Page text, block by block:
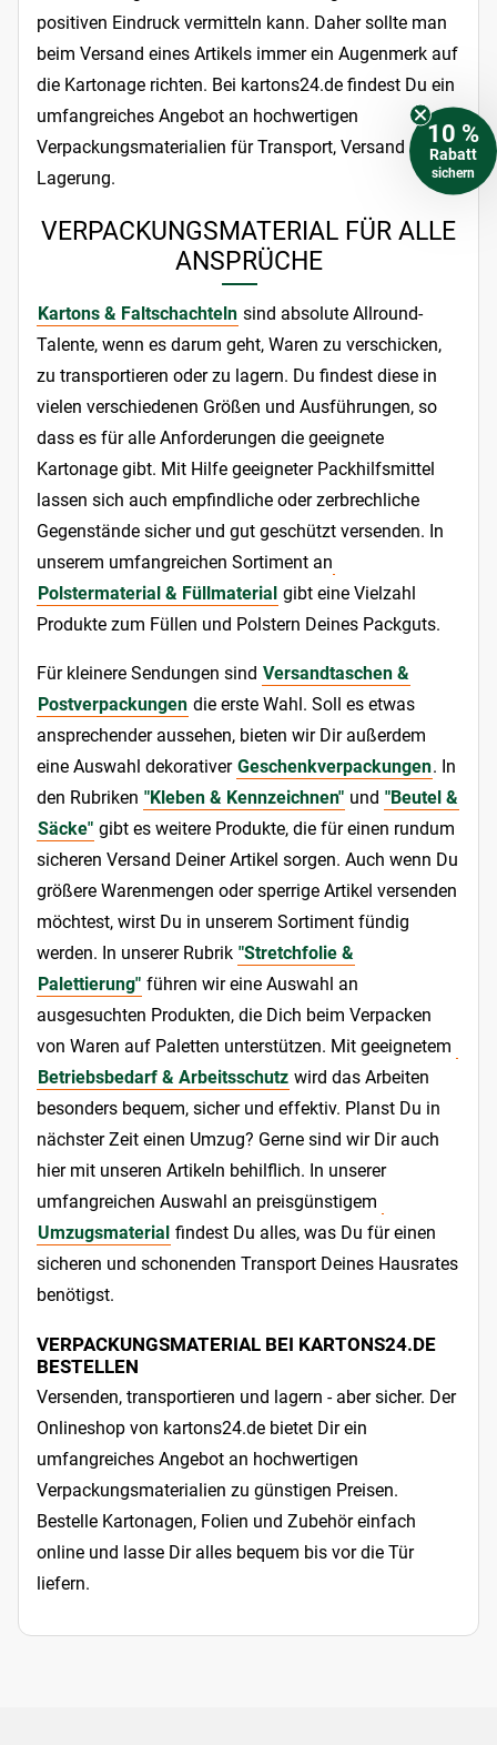
positiven Eindruck vermitteln kann. Daher sollte man
beim Versand eines Artikels immer ein Augenmerk auf
die Kartonage richten. Bei kartons24.de findest Du ein
umfangreiches Angebot an hochwertigen
Verpackungsmaterialien für Transport, Versand und
Lagerung.
VERPACKUNGSMATERIAL FÜR ALLE
ANSPRÜCHE
Kartons & Faltschachteln sind absolute Allround-
Talente, wenn es darum geht, Waren zu verschicken,
zu transportieren oder zu lagern. Du findest diese in
vielen verschiedenen Größen und Ausführungen, so
dass es für alle Anforderungen die geeignete
Kartonage gibt. Mit Hilfe geeigneter Packhilfsmittel
lassen sich auch empfindliche oder zerbrechliche
Gegenstände sicher und gut geschützt versenden. In
unserem umfangreichen Sortiment an
Polstermaterial & Füllmaterial gibt eine Vielzahl
Produkte zum Füllen und Polstern Deines Packguts.
Für kleinere Sendungen sind Versandtaschen &
Postverpackungen die erste Wahl. Soll es etwas
ansprechender aussehen, bieten wir Dir außerdem
eine Auswahl dekorativer Geschenkverpackungen. In
den Rubriken "Kleben & Kennzeichnen" und "Beutel &
Säcke" gibt es weitere Produkte, die für einen rundum
sicheren Versand Deiner Artikel sorgen. Auch wenn Du
größere Warenmengen oder sperrige Artikel versenden
möchtest, wirst Du in unserem Sortiment fündig
werden. In unserer Rubrik "Stretchfolie &
Palettierung" führen wir eine Auswahl an
ausgesuchten Produkten, die Dich beim Verpacken
von Waren auf Paletten unterstützen. Mit geeignetem
Betriebsbedarf & Arbeitsschutz wird das Arbeiten
besonders bequem, sicher und effektiv. Planst Du in
nächster Zeit einen Umzug? Gerne sind wir Dir auch
hier mit unseren Artikeln behilflich. In unserer
umfangreichen Auswahl an preisgünstigem
Umzugsmaterial findest Du alles, was Du für einen
sicheren und schonenden Transport Deines Hausrates
benötigst.
VERPACKUNGSMATERIAL BEI KARTONS24.DE
BESTELLEN
Versenden, transportieren und lagern - aber sicher. Der
Onlineshop von kartons24.de bietet Dir ein
umfangreiches Angebot an hochwertigen
Verpackungsmaterialien zu günstigen Preisen.
Bestelle Kartonagen, Folien und Zubehör einfach
online und lasse Dir alles bequem bis vor die Tür
liefern.
10 %
Rabatt
sichern